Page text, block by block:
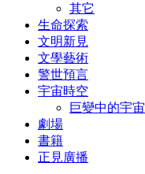
其它
生命探索
文明新見
文學藝術
警世預言
宇宙時空
巨變中的宇宙
劇場
書籍
正見廣播